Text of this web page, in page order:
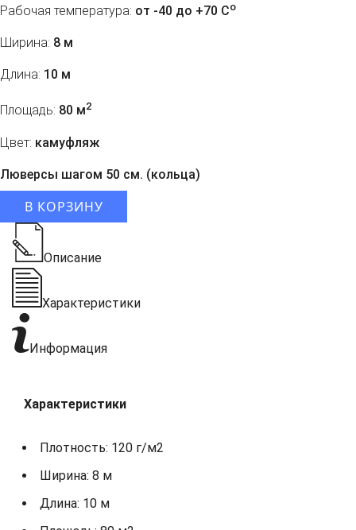
Рабочая температура: от -40 до +70 Co
Ширина: 8 м
Длина: 10 м
Площадь: 80 м2
Цвет: камуфляж
Люверсы шагом 50 см. (кольца)
В КОРЗИНУ
Описание
Характеристики
Информация
Характеристики
Плотность: 120 г/м2
Ширина: 8 м
Длина: 10 м